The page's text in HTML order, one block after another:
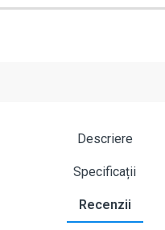
Descriere
Specificații
Recenzii